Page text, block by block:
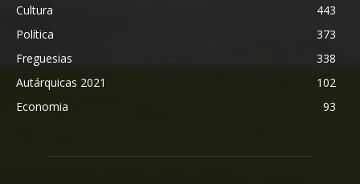
Cultura
443
Política
373
Freguesias
338
Autárquicas 2021
102
Economia
93